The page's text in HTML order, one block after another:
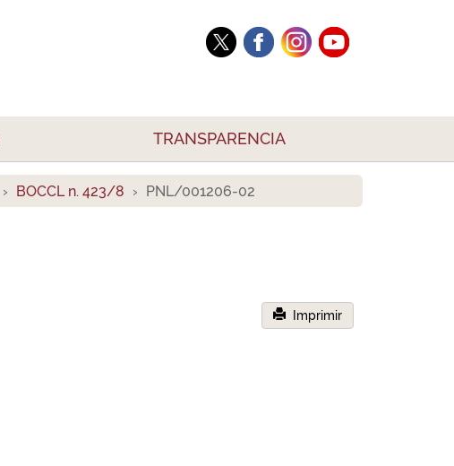
TRANSPARENCIA
BOCCL n. 423/8 PNL/001206-02
Imprimir